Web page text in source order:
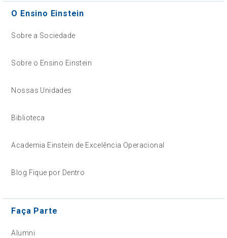
O Ensino Einstein
Sobre a Sociedade
Sobre o Ensino Einstein
Nossas Unidades
Biblioteca
Academia Einstein de Excelência Operacional
Blog Fique por Dentro
Faça Parte
Alumni